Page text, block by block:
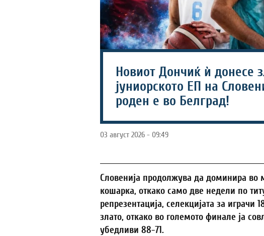
Новиот Дончиќ ѝ донесе
јуниорското ЕП на
роден е во Белград!
03 август 2026 - 09:49
Словенија продолжува да доминира во
кошарка, откако само две недели по
репрезентација, селекцијата за играчи
злато, откако во големото финале ја
убедливи 88-71.